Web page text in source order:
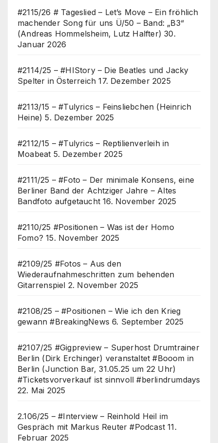
#2115/26 # Tageslied – Let’s Move – Ein fröhlich
machender Song für uns Ü/50 – Band: „B3“
(Andreas Hommelsheim, Lutz Halfter) 30.
Januar 2026
#2114/25 – #HIStory – Die Beatles und Jacky
Spelter in Österreich 17. Dezember 2025
#2113/15 – #Tulyrics – Feinsliebchen (Heinrich
Heine) 5. Dezember 2025
#2112/15 – #Tulyrics – Reptilienverleih in
Moabeat 5. Dezember 2025
#2111/25 – #Foto – Der minimale Konsens, eine
Berliner Band der Achtziger Jahre – Altes
Bandfoto aufgetaucht 16. November 2025
#2110/25 #Positionen – Was ist der Homo
Fomo? 15. November 2025
#2109/25 #Fotos – Aus den
Wiederaufnahmeschritten zum behenden
Gitarrenspiel 2. November 2025
#2108/25 – #Positionen – Wie ich den Krieg
gewann #BreakingNews 6. September 2025
#2107/25 #Gigpreview – Superhost Drumtrainer
Berlin (Dirk Erchinger) veranstaltet #Booom in
Berlin (Junction Bar, 31.05.25 um 22 Uhr)
#Ticketsvorverkauf ist sinnvoll #berlindrumdays
22. Mai 2025
2.106/25 – #Interview – Reinhold Heil im
Gespräch mit Markus Reuter #Podcast 11.
Februar 2025